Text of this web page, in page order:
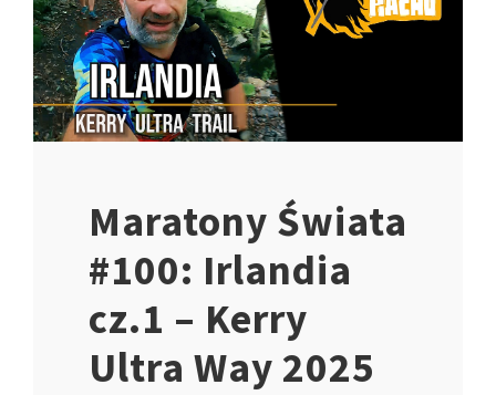
Maratony Świata
#100: Irlandia
cz.1 – Kerry
Ultra Way 2025